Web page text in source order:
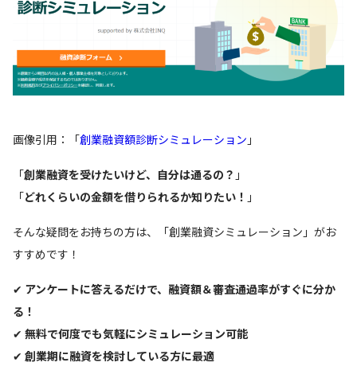
画像引用：「創業融資額診断シミュレーション 」
「創業融資を受けたいけど、自分は通るの？ 」
「どれくらいの金額を借りられるか知りたい！ 」
そんな疑問をお持ちの方は、「創業融資シミュレーション」がお
すすめです！
✔ アンケートに答えるだけで、融資額＆審査通過率がすぐに分か
る！
✔ 無料で何度でも気軽にシミュレーション可能
✔ 創業期に融資を検討している方に最適